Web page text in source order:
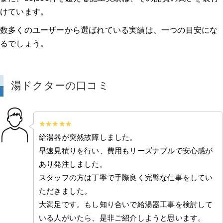
けています。
数多くのユーザーから選ばれている実績は、一つの目安にな
るでしょう。
湯ドクターの口コミ
給湯器が突然故障しました。
早速見積りを行い、費用もリーズナブルで安心感が
あり発注しました。
スタッフの方は丁寧で手際良く完璧な仕事をしてい
ただきました。
大満足です。もし知り合いで給湯器工事を検討して
いる人がいたら、是非ご紹介しようと思います。